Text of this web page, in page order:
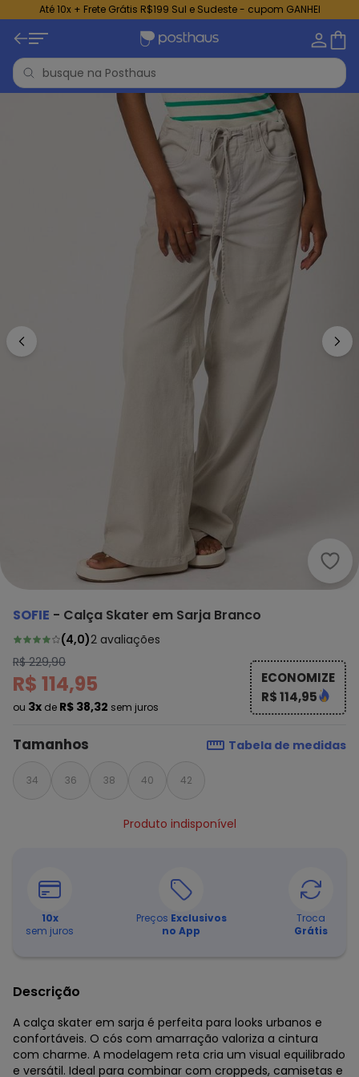
Até 10x + Frete Grátis R$199 Sul e Sudeste - cupom GANHEI
SOFIE - Calça Skater em Sarja Branco
(4,0)2 avaliações
R$ 229,90
R$ 114,95
ou 3x de R$ 38,32 sem juros
ECONOMIZE
R$ 114,95
Tamanhos Tabela de medidas
34 36 38 40 42
Produto indisponível
10x
sem juros
Preços Exclusivos
no App
Troca
Grátis
Descrição
A calça skater em sarja é perfeita para looks urbanos e
confortáveis. O cós com amarração valoriza a cintura
com charme. A modelagem reta cria um visual equilibrado
e versátil. Ideal para combinar com croppeds, camisetas e